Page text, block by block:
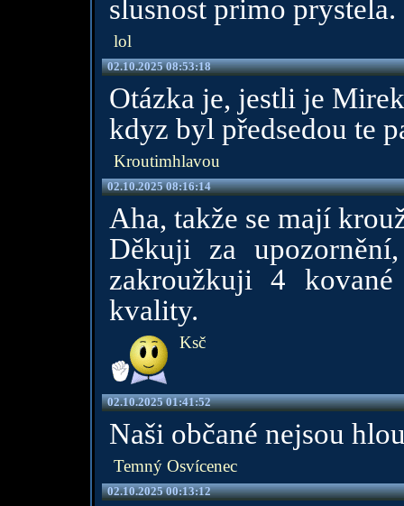
slusnost primo prystela.
lol
02.10.2025 08:53:18
Otázka je, jestli je
kdyz byl předsedou te
Kroutimhlavou
02.10.2025 08:16:14
Aha, takže se mají
Děkuji za
zakroužkuji 4
kvality.
Ksč
02.10.2025 01:41:52
Naši občané nejsou
Temný Osvícenec
02.10.2025 00:13:12